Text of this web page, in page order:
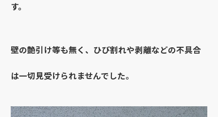
す。
壁の艶引け等も無く、ひび割れや剥離などの不具合
は一切見受けられませんでした。